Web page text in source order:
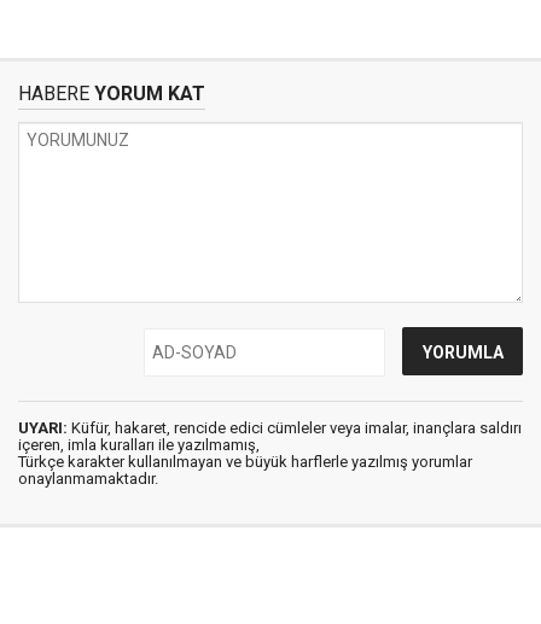
HABERE YORUM KAT
UYARI: Küfür, hakaret, rencide edici cümleler veya imalar, inançlara saldırı
içeren, imla kuralları ile yazılmamış,
Türkçe karakter kullanılmayan ve büyük harflerle yazılmış yorumlar
onaylanmamaktadır.